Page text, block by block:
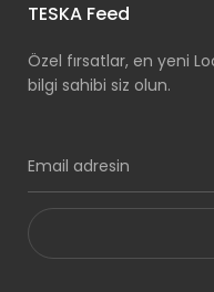
TESKA Feed
Özel fırsatlar, en yeni
bilgi sahibi siz olun.